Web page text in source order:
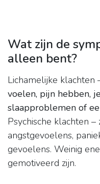
Wat zijn de
alleen bent?
Lichamelijke klachten
voelen, pijn hebben,
slaapproblemen of
Psychische klachten –
angstgevoelens,
gevoelens. Weinig
gemotiveerd zijn.